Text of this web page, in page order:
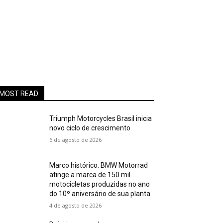
MOST READ
Triumph Motorcycles Brasil inicia
novo ciclo de crescimento
6 de agosto de 2026
Marco histórico: BMW Motorrad
atinge a marca de 150 mil
motocicletas produzidas no ano
do 10º aniversário de sua planta
4 de agosto de 2026